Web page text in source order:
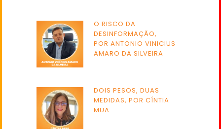
O RISCO DA
DESINFORMAÇÃO,
POR ANTONIO VINICIUS
AMARO DA SILVEIRA
DOIS PESOS, DUAS
MEDIDAS, POR CÍNTIA
MUA